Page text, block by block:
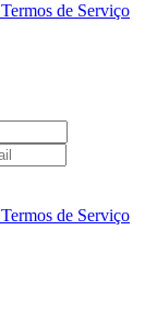
de Serviço
de Serviço